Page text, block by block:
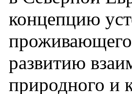
концепцию
проживающего
развитию
природного и